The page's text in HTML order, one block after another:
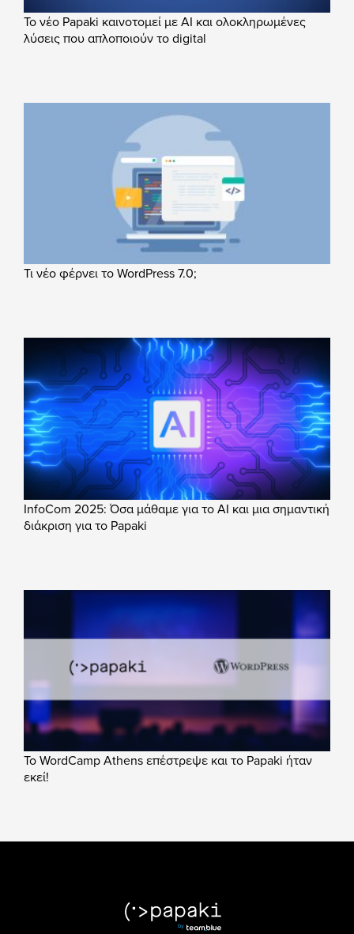
Το νέο Papaki καινοτομεί με AI και ολοκληρωμένες
λύσεις που απλοποιούν το digital
Τι νέο φέρνει το WordPress 7.0;
InfoCom 2025: Όσα μάθαμε για το AI και μια σημαντική
διάκριση για το Papaki
Το WordCamp Athens επέστρεψε και το Papaki ήταν
εκεί!